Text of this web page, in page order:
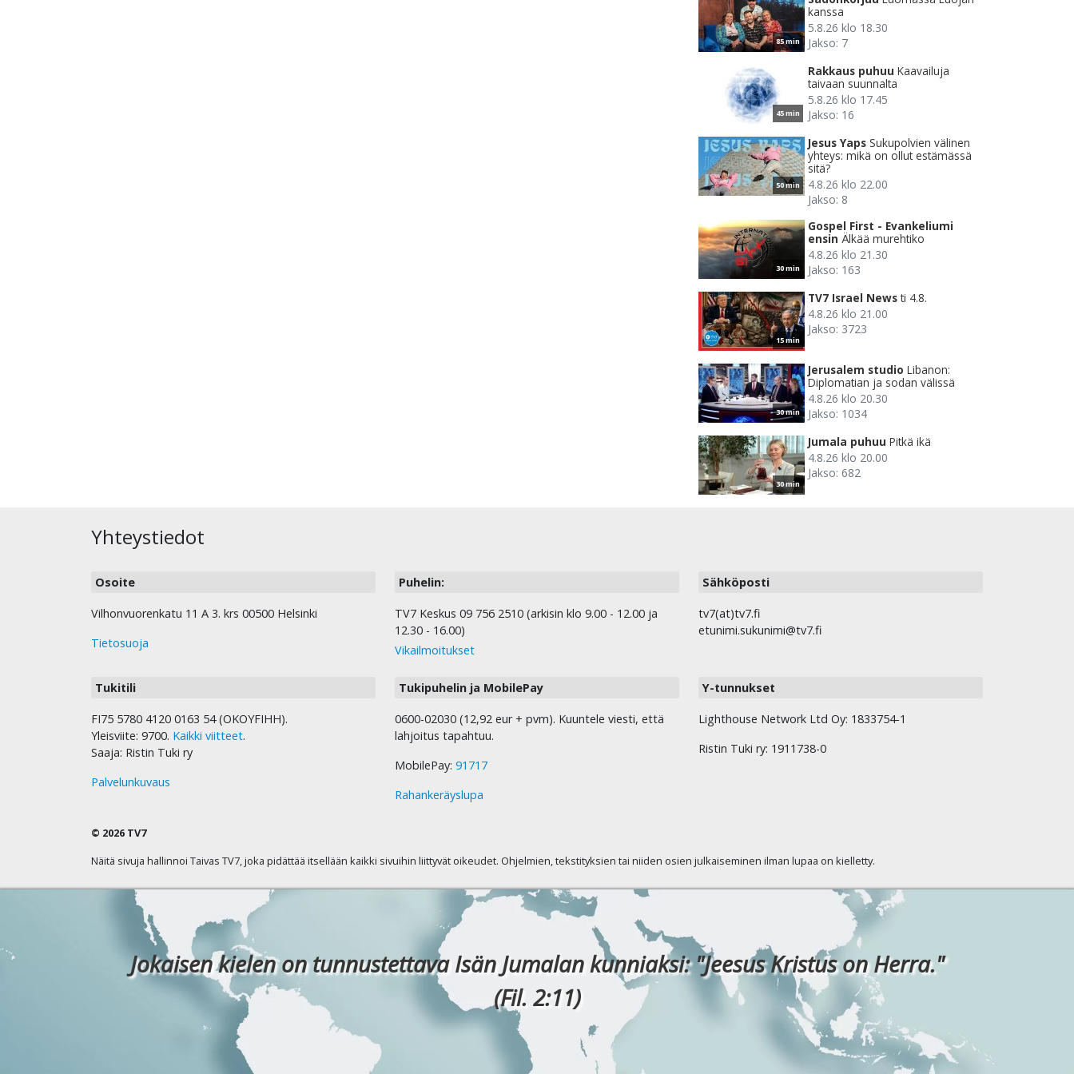
85 min
kanssa
5.8.26 klo 18.30
Jakso: 7
45 min
Rakkaus puhuu Kaavailuja
taivaan suunnalta
5.8.26 klo 17.45
Jakso: 16
50 min
Jesus Yaps Sukupolvien välinen
yhteys: mikä on ollut estämässä
sitä?
4.8.26 klo 22.00
Jakso: 8
30 min
Gospel First - Evankeliumi
ensin Älkää murehtiko
4.8.26 klo 21.30
Jakso: 163
15 min
TV7 Israel News ti 4.8.
4.8.26 klo 21.00
Jakso: 3723
30 min
Jerusalem studio Libanon:
Diplomatian ja sodan välissä
4.8.26 klo 20.30
Jakso: 1034
30 min
Jumala puhuu Pitkä ikä
4.8.26 klo 20.00
Jakso: 682
Yhteystiedot
Osoite
Vilhonvuorenkatu 11 A 3. krs 00500 Helsinki
Tietosuoja
Puhelin:
TV7 Keskus 09 756 2510 (arkisin klo 9.00 - 12.00 ja
12.30 - 16.00)
Vikailmoitukset
Sähköposti
tv7(at)tv7.fi
etunimi.sukunimi@tv7.fi
Tukitili
FI75 5780 4120 0163 54 (OKOYFIHH).
Yleisviite: 9700. Kaikki viitteet.
Saaja: Ristin Tuki ry
Palvelunkuvaus
Tukipuhelin ja MobilePay
0600-02030 (12,92 eur + pvm). Kuuntele viesti, että
lahjoitus tapahtuu.
MobilePay: 91717
Rahankeräyslupa
Y-tunnukset
Lighthouse Network Ltd Oy: 1833754-1
Ristin Tuki ry: 1911738-0
© 2026 TV7
Näitä sivuja hallinnoi Taivas TV7, joka pidättää itsellään kaikki sivuihin liittyvät oikeudet. Ohjelmien, tekstityksien tai niiden osien julkaiseminen ilman lupaa on kielletty.
Jokaisen kielen on tunnustettava Isän Jumalan kunniaksi: "Jeesus Kristus on Herra."
(Fil. 2:11)